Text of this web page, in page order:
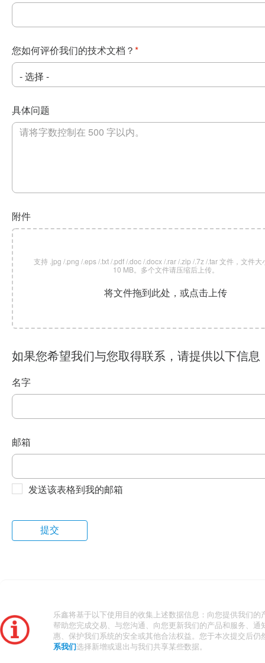
您如何评价我们的技术文档？ *
具体问题
附件
支持 .jpg /.png /.eps /.txt /.pdf /.doc /.docx /.rar /.zip /.7z /.tar 文件，文件大
10 MB。多个文件请压缩后上传。
将文件拖到此处，或点击上传
如果您希望我们与您取得联系，请提供以下信息
名字
邮箱
发送该表格到我的邮箱
乐鑫将基于以下使用目的收集上述数据信息：向您提供我们的
帮助您完成交易、与您沟通、向您更新我们的产品和服务、通
惠、保护我们系统的安全或其他合法权益。您于本次提交后仍
系我们 选择新增或退出与我们共享某些数据。